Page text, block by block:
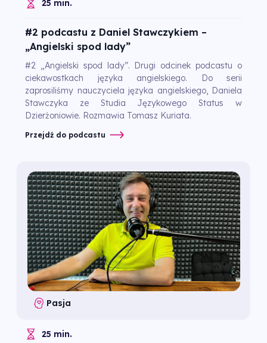
25 min.
#2 podcastu z Daniel Stawczykiem –
„Angielski spod lady”
#2 „Angielski spod lady”. Drugi odcinek podcastu o
ciekawostkach języka angielskiego. Do serii
zaprosiliśmy nauczyciela języka angielskiego, Daniela
Stawczyka ze Studia Językowego Status w
Dzierżoniowie. Rozmawia Tomasz Kuriata.
Przejdź do podcastu
Pasja
25 min.